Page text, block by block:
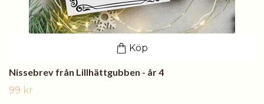
Köp
Nissebrev från Lillhättgubben - år 4
99 kr